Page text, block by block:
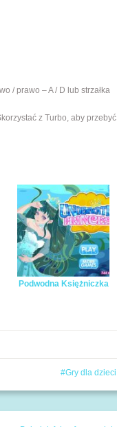
/ prawo – A / D lub strzałka
z Turbo, aby przebyć
Podwodna Księżniczka
Gry dla dzieci